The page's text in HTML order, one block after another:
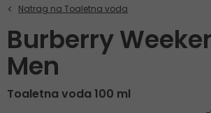
Burberry
Men
Toaletna voda 100 ml